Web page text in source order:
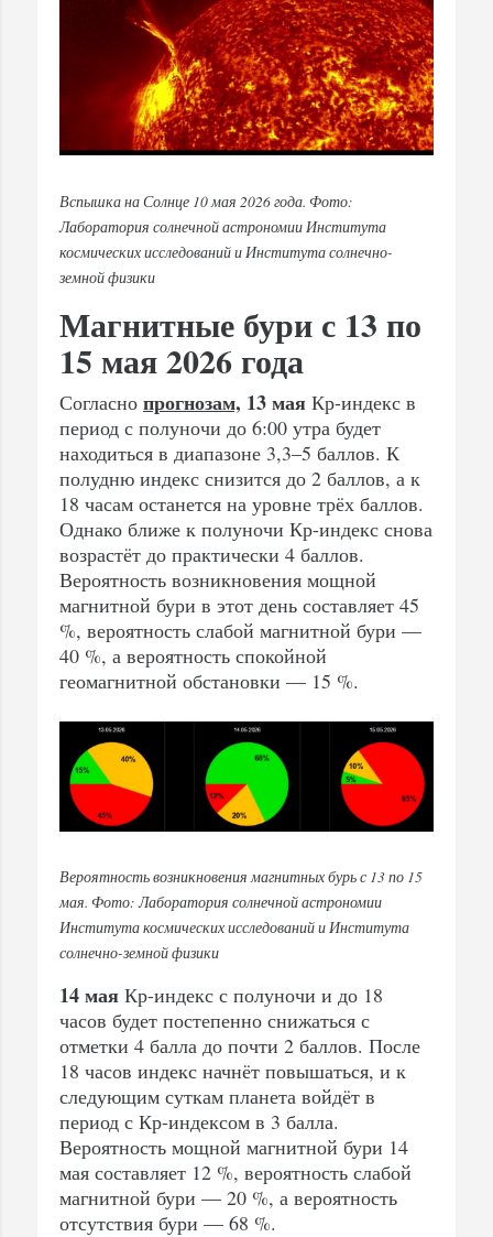
Вспышка на Солнце 10 мая 2026 года. Фото:
Лаборатория солнечной астрономии Института
космических исследований и Института солнечно-
земной физики
Магнитные бури с 13 по
15 мая 2026 года
Согласно прогнозам, 13 мая Кр-индекс в
период с полуночи до 6:00 утра будет
находиться в диапазоне 3,3–5 баллов. К
полудню индекс снизится до 2 баллов, а к
18 часам останется на уровне трёх баллов.
Однако ближе к полуночи Кр-индекс снова
возрастёт до практически 4 баллов.
Вероятность возникновения мощной
магнитной бури в этот день составляет 45
%, вероятность слабой магнитной бури —
40 %, а вероятность спокойной
геомагнитной обстановки — 15 %.
Вероятность возникновения магнитных бурь с 13 по 15
мая. Фото: Лаборатория солнечной астрономии
Института космических исследований и Института
солнечно-земной физики
14 мая Кр-индекс с полуночи и до 18
часов будет постепенно снижаться с
отметки 4 балла до почти 2 баллов. После
18 часов индекс начнёт повышаться, и к
следующим суткам планета войдёт в
период с Кр-индексом в 3 балла.
Вероятность мощной магнитной бури 14
мая составляет 12 %, вероятность слабой
магнитной бури — 20 %, а вероятность
отсутствия бури — 68 %.